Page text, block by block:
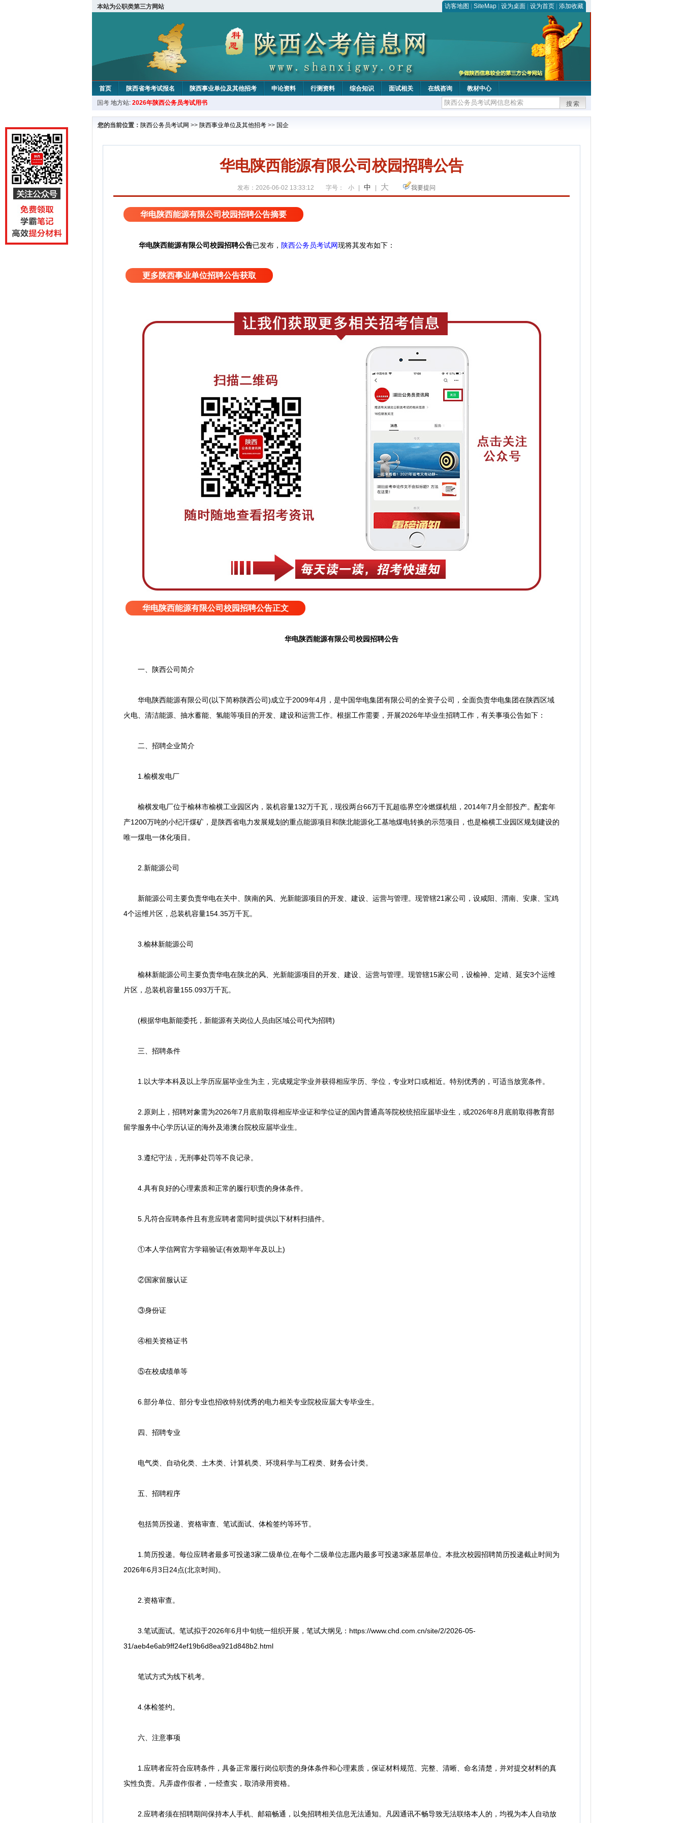
本站为公职类第三方网站 访客地图 SiteMap 设为桌面 设为首页 添加收藏
首页 陕西省考考试报名 陕西事业单位及其他招考 申论资料 行测资料 综合知识 面试相关 在线咨询
教材中心
国考 地方站: 2026年陕西公务员考试用书 搜索
您的当前位置： 陕西公务员考试网 >> 陕西事业单位及其他招考 >> 国企
华电陕西能源有限公司校园招聘公告
发布：2026-06-02 13:33:12 字号： 小 中 大 我要提问
华电陕西能源有限公司校园招聘公告摘要
华电陕西能源有限公司校园招聘公告已发布， 陕西公务员考试网现将其发布如下：
更多陕西事业单位招聘公告获取
华电陕西能源有限公司校园招聘公告正文
华电陕西能源有限公司校园招聘公告
一、陕西公司简介
华电陕西能源有限公司(以下简称陕西公司)成立于2009年4月，是中国华电集团有限公司的全资子公司，全面负责华电集团在陕西区域
火电、清洁能源、抽水蓄能、氢能等项目的开发、建设和运营工作。根据工作需要，开展2026年毕业生招聘工作，有关事项公告如下：
二、招聘企业简介
1.榆横发电厂
榆横发电厂位于榆林市榆横工业园区内，装机容量132万千瓦，现役两台66万千瓦超临界空冷燃煤机组，2014年7月全部投产。配套年
产1200万吨的小纪汗煤矿，是陕西省电力发展规划的重点能源项目和陕北能源化工基地煤电转换的示范项目，也是榆横工业园区规划建设的
唯一煤电一体化项目。
2.新能源公司
新能源公司主要负责华电在关中、陕南的风、光新能源项目的开发、建设、运营与管理。现管辖21家公司，设咸阳、渭南、安康、宝鸡
4个运维片区，总装机容量154.35万千瓦。
3.榆林新能源公司
榆林新能源公司主要负责华电在陕北的风、光新能源项目的开发、建设、运营与管理。现管辖15家公司，设榆神、定靖、延安3个运维
片区，总装机容量155.093万千瓦。
(根据华电新能委托，新能源有关岗位人员由区域公司代为招聘)
三、招聘条件
1.以大学本科及以上学历应届毕业生为主，完成规定学业并获得相应学历、学位，专业对口或相近。特别优秀的，可适当放宽条件。
2.原则上，招聘对象需为2026年7月底前取得相应毕业证和学位证的国内普通高等院校统招应届毕业生，或2026年8月底前取得教育部
留学服务中心学历认证的海外及港澳台院校应届毕业生。
3.遵纪守法，无刑事处罚等不良记录。
4.具有良好的心理素质和正常的履行职责的身体条件。
5.凡符合应聘条件且有意应聘者需同时提供以下材料扫描件。
①本人学信网官方学籍验证(有效期半年及以上)
②国家留服认证
③身份证
④相关资格证书
⑤在校成绩单等
6.部分单位、部分专业也招收特别优秀的电力相关专业院校应届大专毕业生。
四、招聘专业
电气类、自动化类、土木类、计算机类、环境科学与工程类、财务会计类。
五、招聘程序
包括简历投递、资格审查、笔试面试、体检签约等环节。
1.简历投递。每位应聘者最多可投递3家二级单位,在每个二级单位志愿内最多可投递3家基层单位。本批次校园招聘简历投递截止时间为
2026年6月3日24点(北京时间)。
2.资格审查。
3.笔试面试。笔试拟于2026年6月中旬统一组织开展，笔试大纲见：https://www.chd.com.cn/site/2/2026-05-
31/aeb4e6ab9ff24ef19b6d8ea921d848b2.html
笔试方式为线下机考。
4.体检签约。
六、注意事项
1.应聘者应符合应聘条件，具备正常履行岗位职责的身体条件和心理素质，保证材料规范、完整、清晰、命名清楚，并对提交材料的真
实性负责。凡弄虚作假者，一经查实，取消录用资格。
2.应聘者须在招聘期间保持本人手机、邮箱畅通，以免招聘相关信息无法通知。凡因通讯不畅导致无法联络本人的，均视为本人自动放